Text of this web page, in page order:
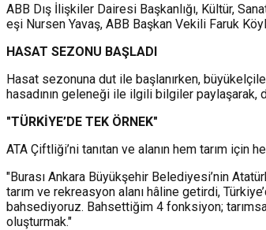
ABB Dış İlişkiler Dairesi Başkanlığı, Kültür,
eşi Nursen Yavaş, ABB Başkan Vekili Faruk
HASAT SEZONU BAŞLADI
Hasat sezonuna dut ile başlanırken,
hasadının geleneği ile ilgili bilgiler paylaşarak,
"TÜRKİYE’DE TEK ÖRNEK"
ATA Çiftliği’ni tanıtan ve alanın hem tarım için
"Burası Ankara Büyükşehir Belediyesi’nin
tarım ve rekreasyon alanı hâline getirdi,
bahsediyoruz. Bahsettiğim 4 fonksiyon;
oluşturmak."